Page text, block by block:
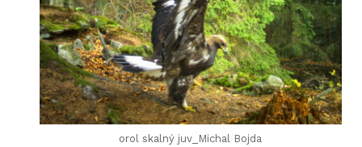
orol skalný juv_Michal Bojda